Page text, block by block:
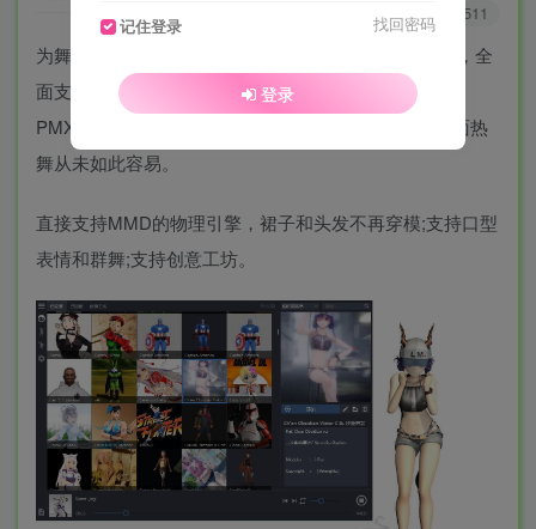
9295 5511
为舞蹈而生的桌面萌娘MMD第四代，带来全新的模式，全
面支持直接读取MMD的VMD格式舞蹈动作数据和
PMX/PMD模型而无需任何转换，这让MMD模型在桌面热
舞从未如此容易。
直接支持MMD的物理引擎，裙子和头发不再穿模;支持口型
表情和群舞;支持创意工坊。
记住登录 找回密码
登录